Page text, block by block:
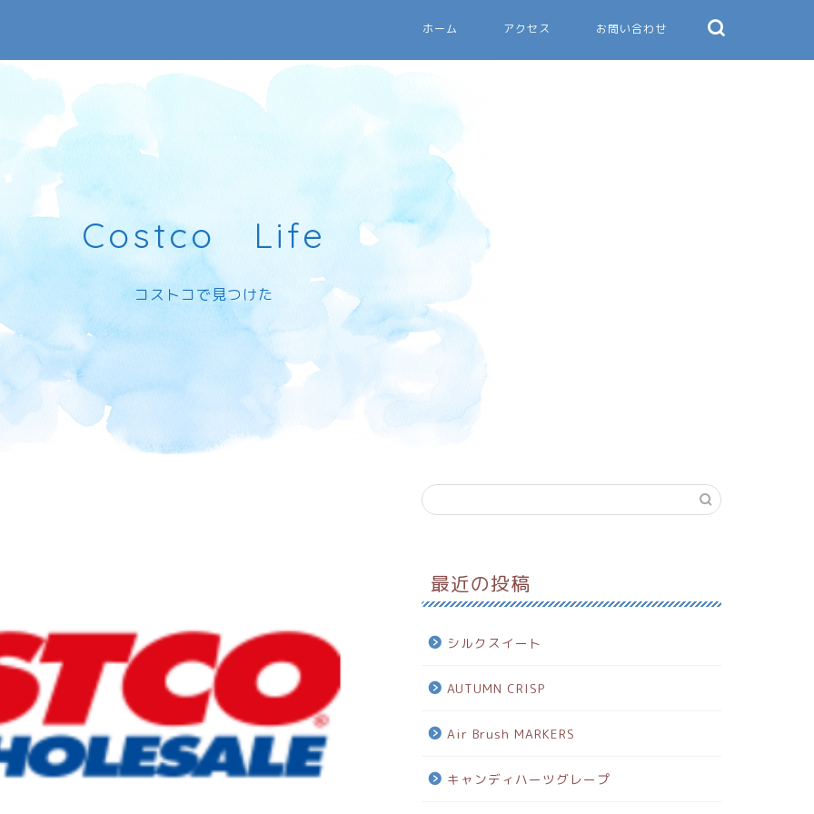
ホーム アクセス お問い合わせ
Costco Life
コストコで見つけた
最近の投稿
シルクスイート
AUTUMN CRISP
Air Brush MARKERS
キャンディハーツグレープ